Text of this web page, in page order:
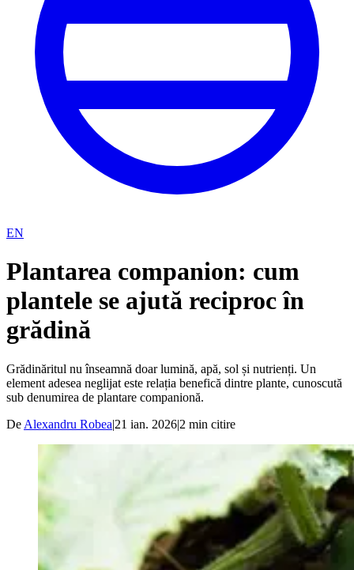
EN
Plantarea companion: cum
plantele se ajută reciproc în
grădină
Grădinăritul nu înseamnă doar lumină, apă, sol și nutrienți. Un
element adesea neglijat este relația benefică dintre plante, cunoscută
sub denumirea de plantare companionă.
De Alexandru Robea|21 ian. 2026|2 min citire